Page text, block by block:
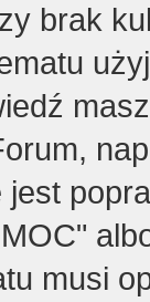
brak
musi